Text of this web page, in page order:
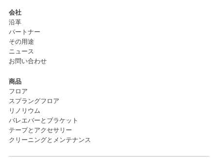
会社
沿革
パートナー
その用途
ニュース
お問い合わせ
商品
フロア
スプラングフロア
リノリウム
バレエバーとブラケット
テープとアクセサリー
クリーニングとメンテナンス